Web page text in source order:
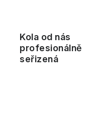
Kola od nás
profesionálně
seřizená